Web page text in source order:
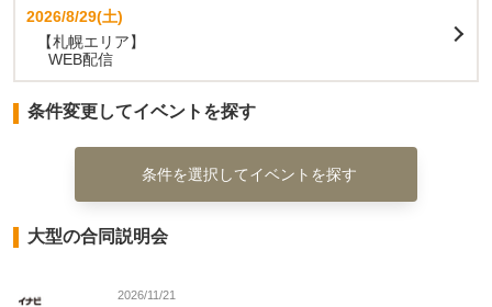
2026/8/29(土)
【札幌エリア】
WEB配信
条件変更してイベントを探す
条件を選択してイベントを探す
大型の合同説明会
2026/11/21